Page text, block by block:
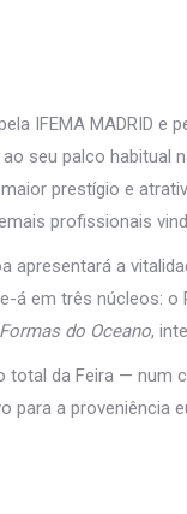
IFEMA MADRID e
seu palco habitual
prestígio e
profissionais
apresentará a
em três núcleos: o
do Oceano,
total da Feira —
a proveniência